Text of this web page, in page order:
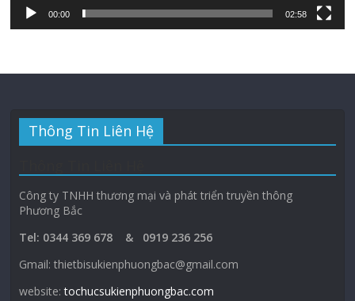
00:00 02:58
Thông Tin Liên Hệ
Công ty TNHH thương mại và phát triển truyền thông
Phương Bắc
Tel: 0344 369 678 & 0919 236 256
Gmail: thietbisukienphuongbac@gmail.com
website:tochucsukienphuongbac.com